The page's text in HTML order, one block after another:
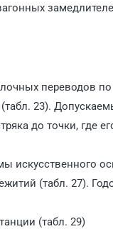
переводов
23).
до точки, где
искусственного
(табл. 27).
(табл. 29)